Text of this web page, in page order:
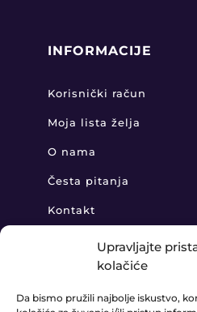
Upravljajte
kolačiće
Da bismo pružili najbolje iskustvo,
INFORMACIJE
Korisnički račun
Moja lista želja
O nama
Česta pitanja
Kontakt